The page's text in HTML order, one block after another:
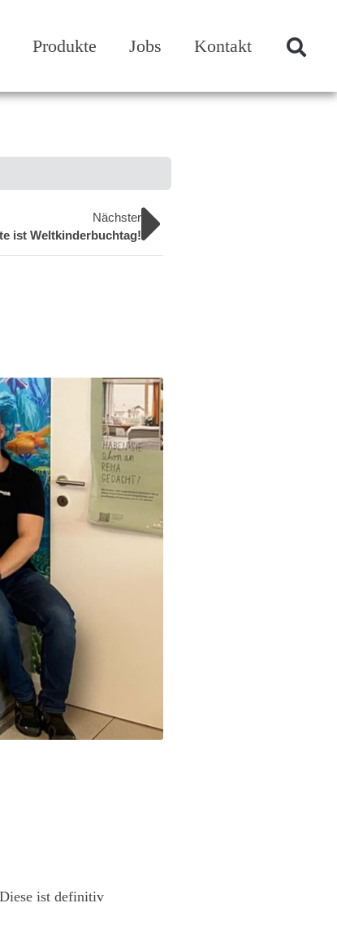
Produkte Jobs Kontakt
Nächster
ist Weltkinderbuchtag!
ist definitiv